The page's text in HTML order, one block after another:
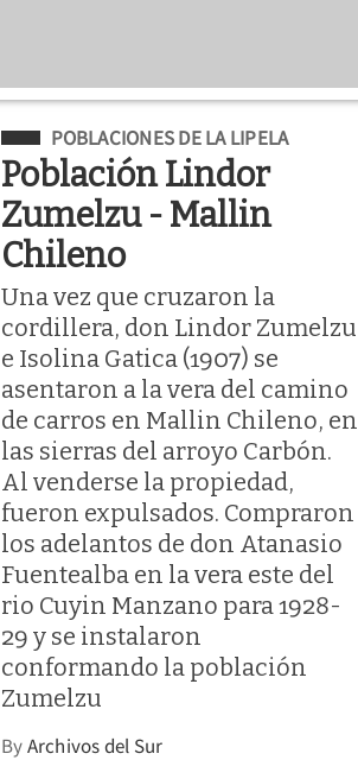
Filed Under
POBLACIONES DE LA LIPELA
Población Lindor
Zumelzu - Mallin
Chileno
Una vez que cruzaron la
cordillera, don Lindor Zumelzu
e Isolina Gatica (1907) se
asentaron a la vera del camino
de carros en Mallin Chileno, en
las sierras del arroyo Carbón.
Al venderse la propiedad,
fueron expulsados. Compraron
los adelantos de don Atanasio
Fuentealba en la vera este del
rio Cuyin Manzano para 1928-
29 y se instalaron
conformando la población
Zumelzu
ByArchivos del Sur